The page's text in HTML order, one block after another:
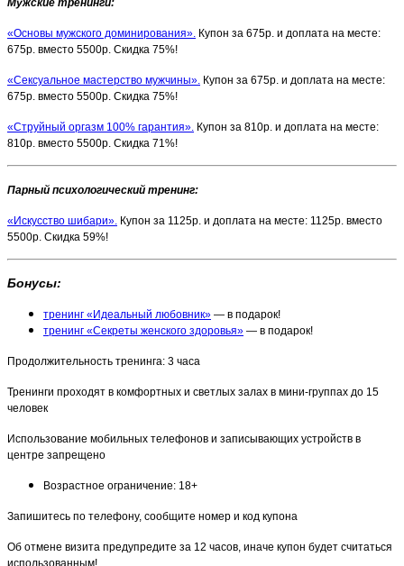
Мужские тренинги:
«Основы мужского доминирования». Купон за 675р. и доплата на месте:
675р. вместо 5500р. Скидка 75%!
«Сексуальное мастерство мужчины». Купон за 675р. и доплата на месте:
675р. вместо 5500р. Скидка 75%!
«Струйный оргазм 100% гарантия». Купон за 810р. и доплата на месте:
810р. вместо 5500р. Скидка 71%!
Парный психологический тренинг:
«Искусство шибари». Купон за 1125р. и доплата на месте: 1125р. вместо
5500р. Скидка 59%!
Бонусы:
тренинг «Идеальный любовник» — в подарок!
тренинг «Секреты женского здоровья» — в подарок!
Продолжительность тренинга: 3 часа
Тренинги проходят в комфортных и светлых залах в мини-группах до 15
человек
Использование мобильных телефонов и записывающих устройств в
центре запрещено
Возрастное ограничение: 18+
Запишитесь по телефону, сообщите номер и код купона
Об отмене визита предупредите за 12 часов, иначе купон будет считаться
использованным!